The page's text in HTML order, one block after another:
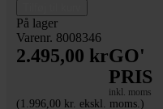
På lager
Varenr. 8008346
2.495,00 krGO'
PRIS
inkl. moms
(1.996,00 kr. ekskl. moms.)